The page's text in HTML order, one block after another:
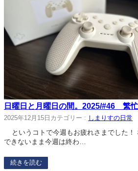
日曜日と月曜日の間。2025/#46 繁忙
2025年12月15日 カテゴリー : しまりすの日常
というコトで今週もお疲れさまでした！
できないまま今週は終わ…
続きを読む